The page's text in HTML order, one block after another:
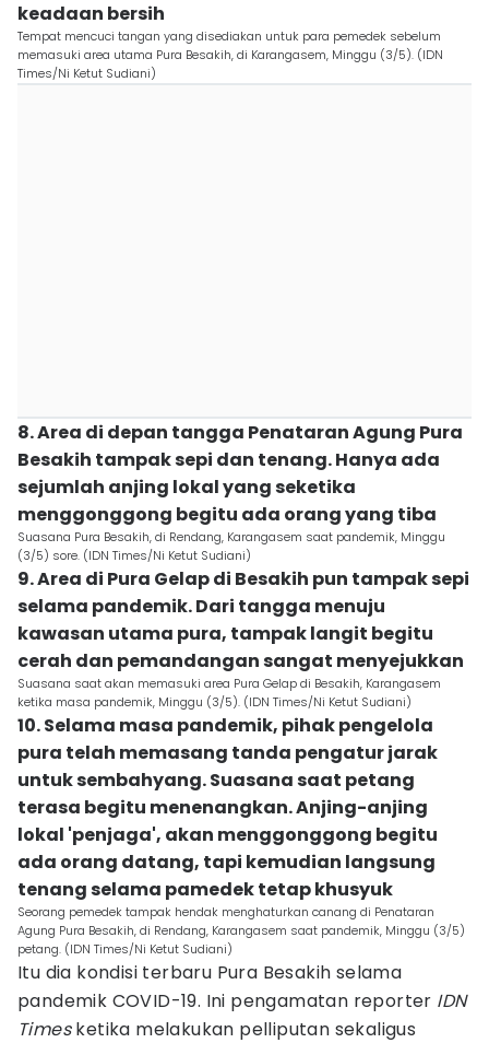
keadaan bersih
Tempat mencuci tangan yang disediakan untuk para pemedek sebelum
memasuki area utama Pura Besakih, di Karangasem, Minggu (3/5). (IDN
Times/Ni Ketut Sudiani)
8. Area di depan tangga Penataran Agung Pura
Besakih tampak sepi dan tenang. Hanya ada
sejumlah anjing lokal yang seketika
menggonggong begitu ada orang yang tiba
Suasana Pura Besakih, di Rendang, Karangasem saat pandemik, Minggu
(3/5) sore. (IDN Times/Ni Ketut Sudiani)
9. Area di Pura Gelap di Besakih pun tampak sepi
selama pandemik. Dari tangga menuju
kawasan utama pura, tampak langit begitu
cerah dan pemandangan sangat menyejukkan
Suasana saat akan memasuki area Pura Gelap di Besakih, Karangasem
ketika masa pandemik, Minggu (3/5). (IDN Times/Ni Ketut Sudiani)
10. Selama masa pandemik, pihak pengelola
pura telah memasang tanda pengatur jarak
untuk sembahyang. Suasana saat petang
terasa begitu menenangkan. Anjing-anjing
lokal 'penjaga', akan menggonggong begitu
ada orang datang, tapi kemudian langsung
tenang selama pamedek tetap khusyuk
Seorang pemedek tampak hendak menghaturkan canang di Penataran
Agung Pura Besakih, di Rendang, Karangasem saat pandemik, Minggu (3/5)
petang. (IDN Times/Ni Ketut Sudiani)
Itu dia kondisi terbaru Pura Besakih selama
pandemik COVID-19. Ini pengamatan reporter IDN
Timesketika melakukan pelliputan sekaligus